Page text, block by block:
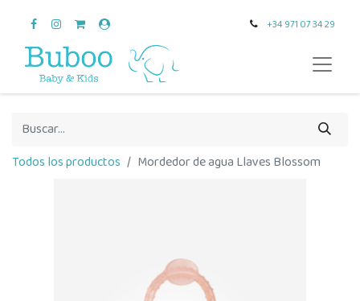
+34 971 07 34 29
Todos los productos Mordedor de agua Llaves Blossom